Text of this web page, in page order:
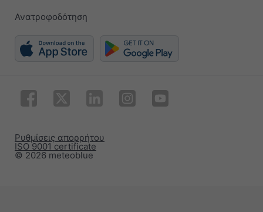
Ανατροφοδότηση
© 2026 meteoblue
ISO 9001 certificate
Ρυθμίσεις απορρήτου